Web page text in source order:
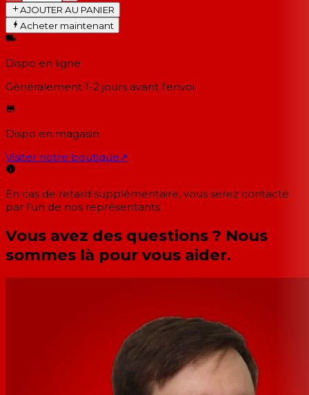
AJOUTER AU PANIER
Acheter maintenant
Dispo en ligne
Généralement 1-2 jours avant l'envoi
Dispo en magasin
Visiter notre boutique↗
En cas de retard supplémentaire, vous serez contacté
par l'un de nos représentants.
Vous avez des questions ? Nous
sommes là pour vous aider.